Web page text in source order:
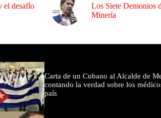
el desafío
Los Siete Demonios
Minería
Carta de un Cubano al Alcalde de
contando la verdad sobre los
país